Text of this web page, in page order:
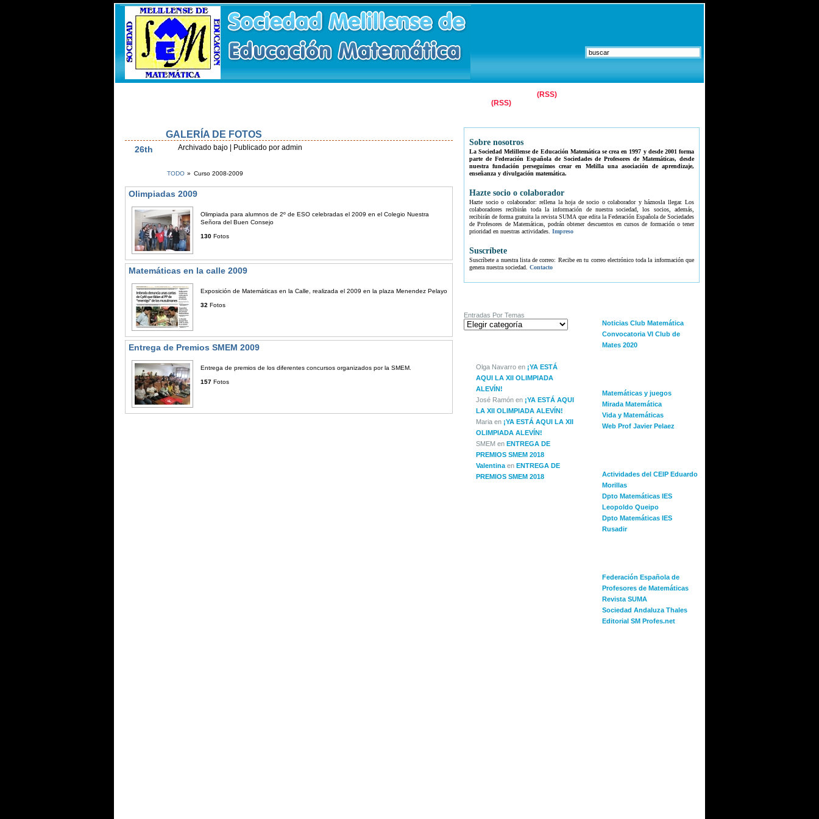
(RSS)
(RSS)
26th
GALERÍA DE FOTOS
Archivado bajo | Publicado por admin
TODO » Curso 2008-2009
Olimpiadas 2009
Olimpiada para alumnos de 2º de ESO celebradas el 2009 en el Colegio Nuestra
Señora del Buen Consejo
130 Fotos
Matemáticas en la calle 2009
Exposición de Matemáticas en la Calle, realizada el 2009 en la plaza Menendez Pelayo
32 Fotos
Entrega de Premios SMEM 2009
Entrega de premios de los diferentes concursos organizados por la SMEM.
157 Fotos
Sobre nosotros
La Sociedad Melillense de Educación Matemática se crea en 1997 y desde 2001 forma
parte de Federación Española de Sociedades de Profesores de Matemáticas, desde
nuestra fundación perseguimos crear en Melilla una asociación de aprendizaje,
enseñanza y divulgación matemática.
Hazte socio o colaborador
Hazte socio o colaborador: rellena la hoja de socio o colaborador y háznosla llegar. Los
colaboradores recibirán toda la información de nuestra sociedad, los socios, además,
recibirán de forma gratuita la revista SUMA que edita la Federación Española de Sociedades
de Profesores de Matemáticas, podrán obtener descuentos en cursos de formación o tener
prioridad en nuestras actividades. Impreso
Suscríbete
Suscríbete a nuestra lista de correo: Recibe en tu correo electrónico toda la información que
genera nuestra sociedad. Contacto
Entradas Por Temas
Olga Navarro en ¡YA ESTÁ
AQUI LA XII OLIMPIADA
ALEVÍN!
José Ramón en ¡YA ESTÁ AQUI
LA XII OLIMPIADA ALEVÍN!
Maria en ¡YA ESTÁ AQUI LA XII
OLIMPIADA ALEVÍN!
SMEM en ENTREGA DE
PREMIOS SMEM 2018
Valentina en ENTREGA DE
PREMIOS SMEM 2018
Noticias Club Matemática
Convocatoria VI Club de
Mates 2020
Matemáticas y juegos
Mirada Matemática
Vida y Matemáticas
Web Prof Javier Pelaez
Actividades del CEIP Eduardo
Morillas
Dpto Matemáticas IES
Leopoldo Queipo
Dpto Matemáticas IES
Rusadir
Federación Española de
Profesores de Matemáticas
Revista SUMA
Sociedad Andaluza Thales
Editorial SM Profes.net